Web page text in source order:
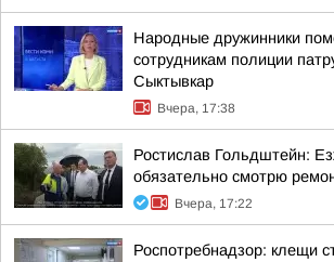
Народные дружинники
сотрудникам полиции
Сыктывкар
Вчера, 17:38
Ростислав Гольдштейн:
обязательно смотрю
Вчера, 17:22
Роспотребнадзор: клещи